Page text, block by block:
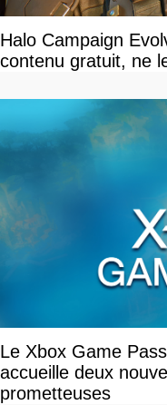
Halo Campaign
contenu gratuit, ne
Le Xbox Game
accueille deux
prometteuses